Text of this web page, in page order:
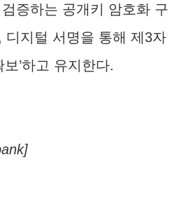
증하는 공개키 암호화 구
디지털 서명을 통해 제3자
’하고 유지한다.